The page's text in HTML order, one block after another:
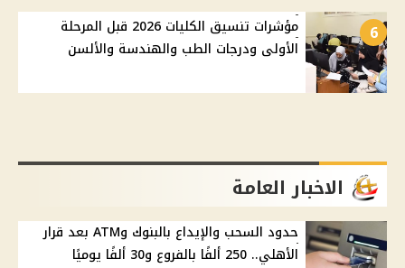
6
مؤشرات تنسيق الكليات 2026 قبل المرحلة
الأولى ودرجات الطب والهندسة والألسن
الاخبار العامة
حدود السحب والإيداع بالبنوك وATM بعد قرار
الأهلي.. 250 ألفًا بالفروع و30 ألفًا يوميًا